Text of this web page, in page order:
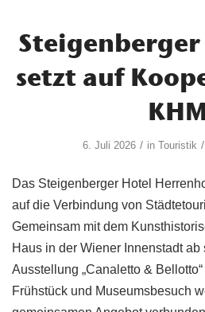
setzt auf
6. Juli 2026 / in Touristik /
Das Steigenberger Hotel
auf die Verbindung von
Gemeinsam mit dem
Haus in der Wiener Innenstadt
Ausstellung „Canaletto &
Frühstück und Museumsbesuch